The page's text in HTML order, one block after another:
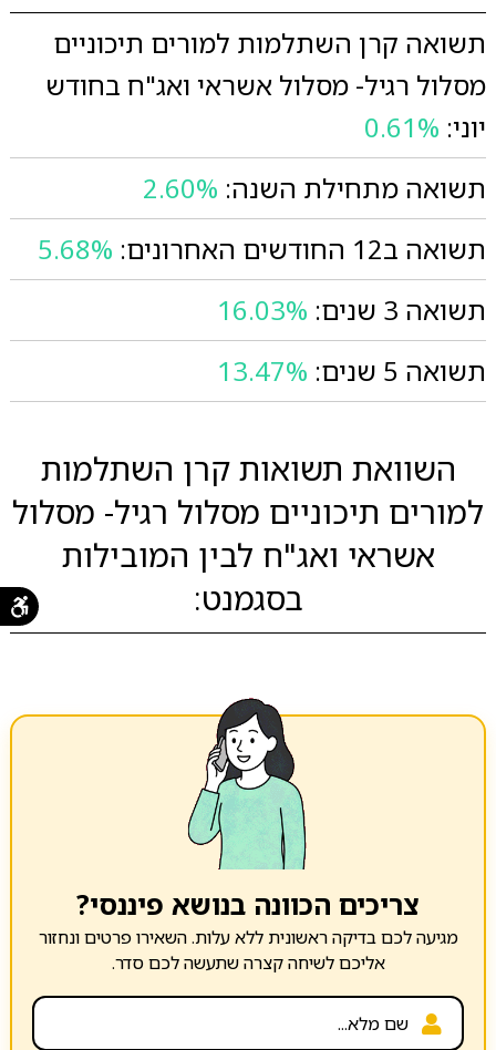
תשואה קרן השתלמות למורים תיכוניים
מסלול רגיל- מסלול אשראי ואג"ח בחודש
יוני: 0.61%
תשואה מתחילת השנה: 2.60%
תשואה ב12 החודשים האחרונים:
5.68%
תשואה 3 שנים:
16.03%
תשואה 5 שנים:
13.47%
השוואת תשואות קרן השתלמות
למורים תיכוניים מסלול רגיל- מסלול
אשראי ואג"ח לבין המובילות
בסגמנט:
צריכים הכוונה בנושא פיננסי?
מגיעה לכם בדיקה ראשונית ללא עלות. השאירו פרטים ונחזור
אליכם לשיחה קצרה שתעשה לכם סדר.